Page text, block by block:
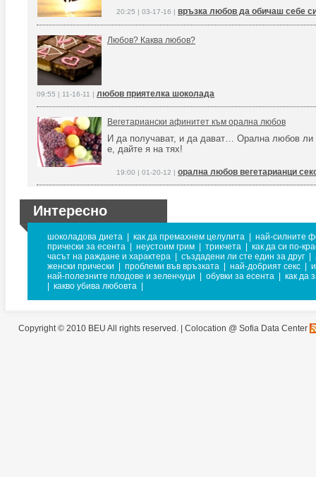
20:25 | 03-17-16 | връзка любов да обичаш себе
Любов? Каква любов?
09:55 | 11-16-11 | любов приятелка шоколада
Вегетариански афинитет към орална любов
И да получават, и да дават… Орална любов ли
е, дайте я на тях!
19:00 | 01-20-12 | орална любов вегетарианци
Интересно
шоколадова диета как да премахнем целулита
най-силните
прически за есента
неустоим грим трикчета
как да си по-
часът на раждане и характера
създадени ли сте един за друг
женски прически
проблеми във връзката най-добрият секс
най-полезните плодове и зеленчуци
обувки за есента
как да
какво убива любовта
Copyright © 2010 BEU All rights reserved. | Colocation @ Sofia Data Center